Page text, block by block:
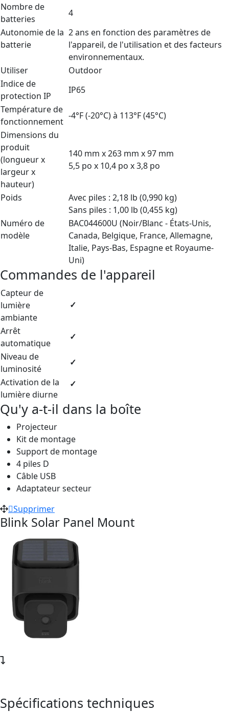
Nombre de
batteries
4
Autonomie de la
batterie
2 ans en fonction des paramètres de
l'appareil, de l'utilisation et des facteurs
environnementaux.
Utiliser
Outdoor
Indice de
protection IP
IP65
Température de
fonctionnement
-4°F (-20°C) à 113°F (45°C)
Dimensions du
produit
(longueur x
largeur x
hauteur)
140 mm x 263 mm x 97 mm
5,5 po x 10,4 po x 3,8 po
Poids
Avec piles : 2,18 lb (0,990 kg)
Sans piles : 1,00 lb (0,455 kg)
Numéro de
modèle
BAC044600U (Noir/Blanc - États-Unis,
Canada, Belgique, France, Allemagne,
Italie, Pays-Bas, Espagne et Royaume-
Uni)
Commandes de l'appareil
Capteur de
lumière
ambiante
✓
Arrêt
automatique
✓
Niveau de
luminosité
✓
Activation de la
lumière diurne
✓
Qu'y a-t-il dans la boîte
Projecteur
Kit de montage
Support de montage
4 piles D
Câble USB
Adaptateur secteur
Supprimer
Blink Solar Panel Mount
Spécifications techniques